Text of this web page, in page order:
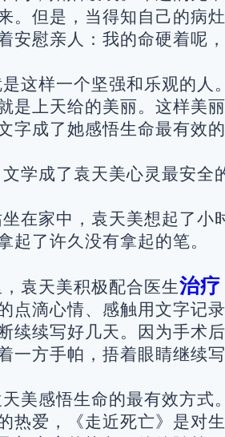
。但是，当得知自己的病灶
安慰亲人：我的命硬着呢
这样一个坚强和乐观的人
是上天给的美丽。这样美
字成了她感悟生命最有效
学成了袁天美心灵最安全
在家中，袁天美想起了小
起了许久没有拿起的笔。
袁天美积极配合医生治疗
点滴心情、感触用文字记
续续写好几天。因为手术
一方手帕，捂着眼睛继续
美感悟生命的最有效方式
热爱，《走近死亡》是对